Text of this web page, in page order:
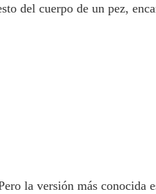
del cuerpo de un pez,
la versión más conocida